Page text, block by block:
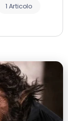
1 Articolo